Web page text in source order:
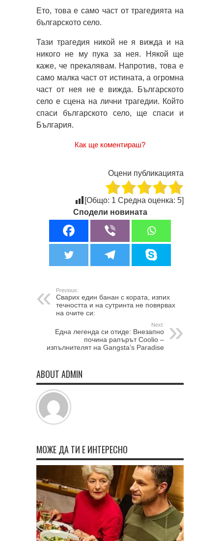
Ето, това е само част от трагедията на
българското село.
Тази трагедия никой не я вижда и на
никого не му пука за нея. Някой ще
каже, че прекалявам. Напротив, това е
само малка част от истината, а огромна
част от нея не е вижда. Българското
село е сцена на лични трагедии. Който
спаси българското село, ще спаси и
България.
Как ще коментираш?
Оцени публикацията
[Общо: 1 Средна оценка: 5]
Сподели новината
Previous:
Сварих един банан с кората, изпих
течността и на сутринта не повярвах
на очите си:
Next:
Една легенда си отиде: Внезапно
почина рапърът Coolio –
изпълнителят на Gangsta’s Paradise
ABOUT ADMIN
МОЖЕ ДА ТИ Е ИНТЕРЕСНО